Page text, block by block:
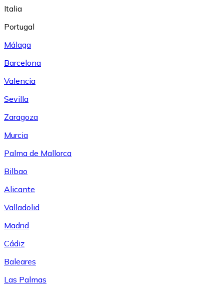
Italia
Portugal
Málaga
Barcelona
Valencia
Sevilla
Zaragoza
Murcia
Palma de Mallorca
Bilbao
Alicante
Valladolid
Madrid
Cádiz
Baleares
Las Palmas